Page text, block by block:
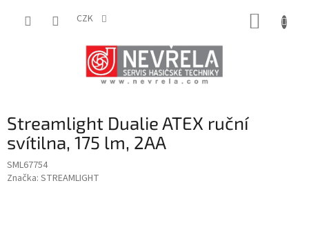
CZK
Streamlight Dualie ATEX ruční
svítilna, 175 lm, 2AA
SML67754
Značka: STREAMLIGHT